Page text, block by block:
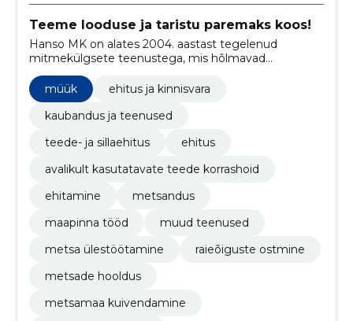
Teeme looduse ja taristu paremaks koos!
Hanso MK on alates 2004. aastast tegelenud
mitmekülgsete teenustega, mis hõlmavad
metsaraiet, ehitustöid, maaparandust, teede- ja
sillaehitust ning palju muud, pakkudes
professionaalset abi metsa- ja
põllumajandusvaldkonnas ning
müük
ehitus ja kinnisvara
kaubandus ja teenused
teede- ja sillaehitus
ehitus
avalikult kasutatavate teede korrashoid
ehitamine
metsandus
maapinna tööd
muud teenused
metsa ülestöötamine
raieõiguste ostmine
metsade hooldus
metsamaa kuivendamine